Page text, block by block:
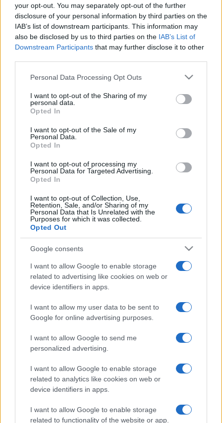
your opt-out. You may separately opt-out of the further
disclosure of your personal information by third parties on the
IAB’s list of downstream participants. This information may
also be disclosed by us to third parties on the IAB’s List of
Downstream Participants that may further disclose it to other
Please note that this website/app uses one or more Google
not limited to your visit or usage behaviour. You may click to
grant or deny consent to Google and its third-party tags to
use your data for below specified purposes in below Google
consent section.
Personal Data Processing Opt Outs
I want to opt-out of the Sharing of my
personal data.
Opted In
I want to opt-out of the Sale of my
Personal Data.
Opted In
I want to opt-out of processing my
Personal Data for Targeted Advertising.
Opted In
I want to opt-out of Collection, Use,
Retention, Sale, and/or Sharing of my
Personal Data that Is Unrelated with the
Purposes for which it was collected.
Opted Out
Google consents
I want to allow Google to enable storage
related to advertising like cookies on web or
device identifiers in apps.
I want to allow my user data to be sent to
Google for online advertising purposes.
I want to allow Google to send me
personalized advertising.
I want to allow Google to enable storage
related to analytics like cookies on web or
device identifiers in apps.
I want to allow Google to enable storage
related to functionality of the website or app.
A Petőfi Irodalmi Múzeumban este hatkor kezdődnek a
programok.Retrotextus - irodalmi divatbemutató címmel
először kortárs írók -Tóth Krisztina, Háy János, Parti
Nagy Lajos, Péterfy GergelyésVörös István
- ruhákra
Színház stúdiósai mutatják be
zenéjére.
Este nyolc órakor
érdeklődők, majd tíztől Fráter Zoltán Vénusz légycsapó
Játék Bródy Sándor levelezéséből
ősbemutatójára kerül sorFullajtár Andrea, Hámori
GabriellaésKamarás Ivánfőszereplésével. Az előadást
Seres Tamásrendezi.
Este tíz órától fél óránként vezetett "irodalmi" sétákat
indítanak a Károlyi-kertben A varázsló kertje
címmel.
Éjfélkor a Moholy-Nagy Művészeti Egyetem textiltervező
a Budapest Kortárstánc Főiskola és a Színház- és
A programokat filmvetítés is színesíti: Csáth Géza
című novelláskötete megjelenésének századik
évfordulója alkalmából hét, a Csáth-kötet inspirálta kortárs
videómunka lesz látható. Az éjszaka során rendhagyó
tárlatvezetések várják az érdeklődőket: hétkor azÚjraírt